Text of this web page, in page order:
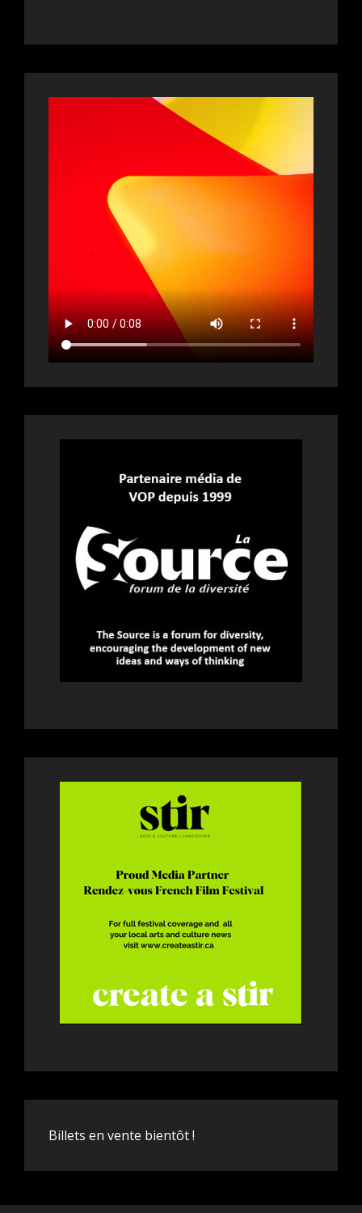
Billets en vente bientôt !